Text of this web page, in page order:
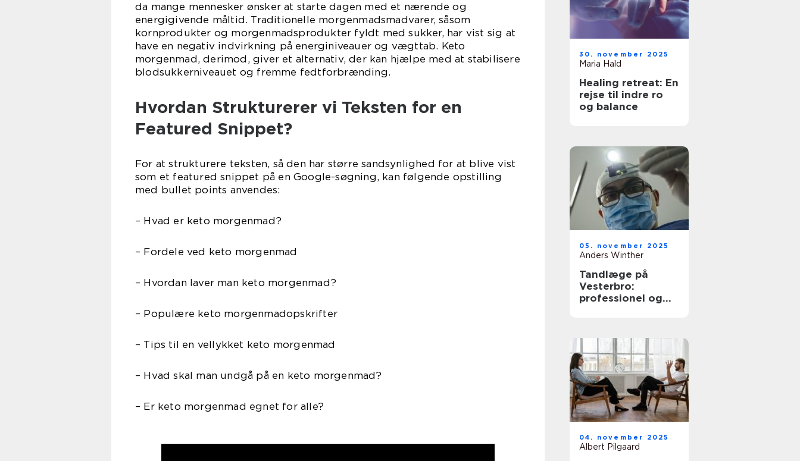
da mange mennesker ønsker at starte dagen med et nærende og
energigivende måltid. Traditionelle morgenmadsmadvarer, såsom
kornprodukter og morgenmadsprodukter fyldt med sukker, har vist sig at
have en negativ indvirkning på energiniveauer og vægttab. Keto
morgenmad, derimod, giver et alternativ, der kan hjælpe med at stabilisere
blodsukkerniveauet og fremme fedtforbrænding.
Hvordan Strukturerer vi Teksten for en
Featured Snippet?
For at strukturere teksten, så den har større sandsynlighed for at blive vist
som et featured snippet på en Google-søgning, kan følgende opstilling
med bullet points anvendes:
– Hvad er keto morgenmad?
– Fordele ved keto morgenmad
– Hvordan laver man keto morgenmad?
– Populære keto morgenmadopskrifter
– Tips til en vellykket keto morgenmad
– Hvad skal man undgå på en keto morgenmad?
– Er keto morgenmad egnet for alle?
30. november 2025
Maria Hald
Healing retreat: En
rejse til indre ro
og balance
05. november 2025
Anders Winther
Tandlæge på
Vesterbro:
professionel og
04. november 2025
Albert Pilgaard